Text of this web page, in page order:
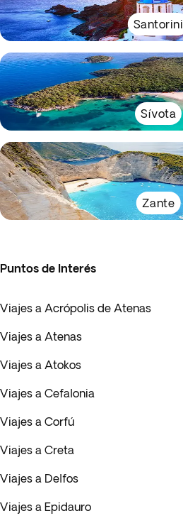
Santorini
Sívota
Zante
Puntos de Interés
Viajes a Acrópolis de Atenas
Viajes a Atenas
Viajes a Atokos
Viajes a Cefalonia
Viajes a Corfú
Viajes a Creta
Viajes a Delfos
Viajes a Epidauro